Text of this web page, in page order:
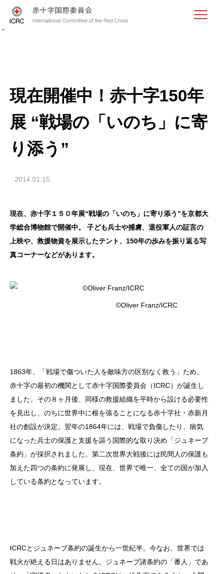
<
現在開催中！赤十字150年
展 “戦場の「いのち」に寄
り添う”
2014.01.15
現在、赤十字１５０年展“戦場の「いのち」に寄り添う”を京都大
学総合博物館で開催中。
子ども兵士や捕虜、退役軍人の証言の
上映や、救援物資を展示したテント、150年の歩みを振り返る写
真コーナーなどがあります。
©Oliver Franz/ICRC
1863年、「戦場で傷ついた人を敵味方の区別なく救う」ため、
赤十字の最初の機関として赤十字国際委員会（ICRC）が誕生し
ました。その８ヶ月後、同様の救援組織を平時から設ける必要性
を見出し、のちに世界中に根を張ることになる赤十字社・赤新月
社の創設が決定。翌年の1864年には、戦場で負傷したり、病気
になった兵士の保護と支援を謳う国際的な取り決め「ジュネーブ
条約」が採択されました。第二次世界大戦後には民間人の保護も
加えた四つの条約に発展し、現在、世界で唯一、全ての国が加入
している条約となっています。
ICRCとジュネーブ条約の誕生から一世紀半。今なお、世界では
戦火が絶える日はありません。ジュネーブ諸条約の「番人」であ